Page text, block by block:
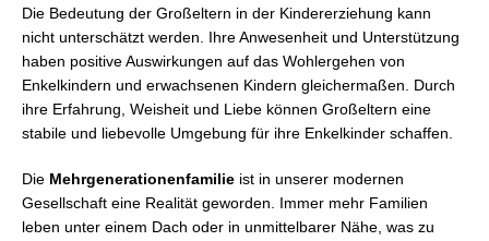
Die Bedeutung der Großeltern in der Kindererziehung kann
nicht unterschätzt werden. Ihre Anwesenheit und Unterstützung
haben positive Auswirkungen auf das Wohlergehen von
Enkelkindern und erwachsenen Kindern gleichermaßen. Durch
ihre Erfahrung, Weisheit und Liebe können Großeltern eine
stabile und liebevolle Umgebung für ihre Enkelkinder schaffen.
Die Mehrgenerationenfamilie ist in unserer modernen
Gesellschaft eine Realität geworden. Immer mehr Familien
leben unter einem Dach oder in unmittelbarer Nähe, was zu